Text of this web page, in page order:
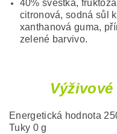
40% švestka,
citronová, sodná sůl
xanthanová guma,
zelené barvivo.
Energetická hodnota
Tuky 0 g